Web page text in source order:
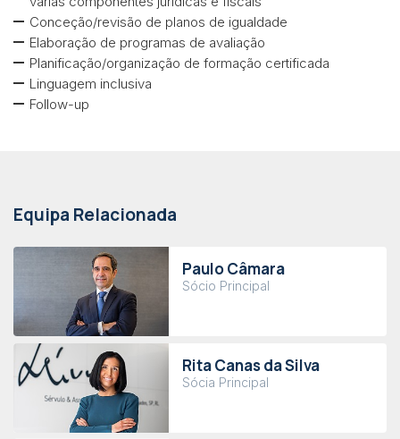
Conceção/revisão de planos de igualdade
Elaboração de programas de avaliação
Planificação/organização de formação certificada
Linguagem inclusiva
Follow-up
Equipa Relacionada
Paulo Câmara
Sócio Principal
Rita Canas da Silva
Sócia Principal